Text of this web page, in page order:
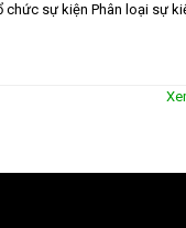
chức sự kiện Phân loại sự